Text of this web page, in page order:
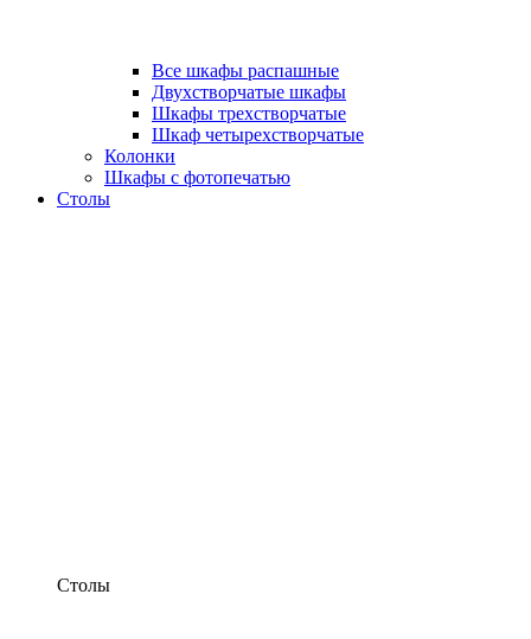
Все шкафы распашные
Двухстворчатые шкафы
Шкафы трехстворчатые
Шкаф четырехстворчатые
Колонки
Шкафы с фотопечатью
Столы
Столы